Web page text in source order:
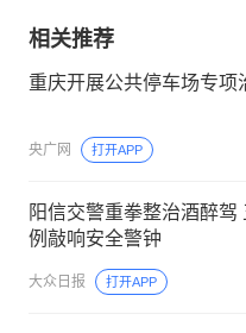
相关推荐
重庆开展公共停车场专项
央广网 打开APP
阳信交警重拳整治酒醉驾 五起典型案
例敲响安全警钟
大众日报 打开APP